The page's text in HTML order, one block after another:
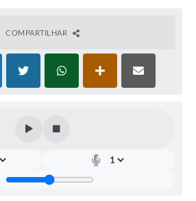
COMPARTILHAR